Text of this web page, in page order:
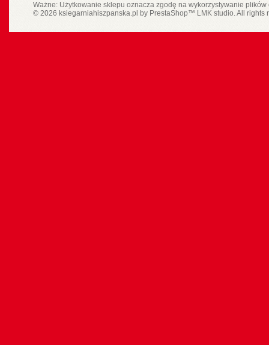
Ważne: Użytkowanie sklepu oznacza zgodę na wykorzystywanie
© 2026 ksiegarniahiszpanska.pl by PrestaShop™ LMK studio. All rights